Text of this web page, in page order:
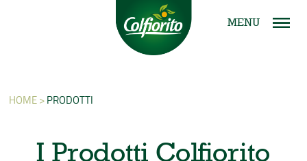
MENU
HOME >PRODOTTI
I Prodotti Colfiorito